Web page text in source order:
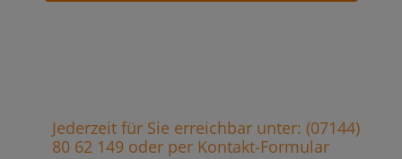
Jederzeit für Sie erreichbar unter: (07144)
80 62 149 oder per Kontakt-Formular